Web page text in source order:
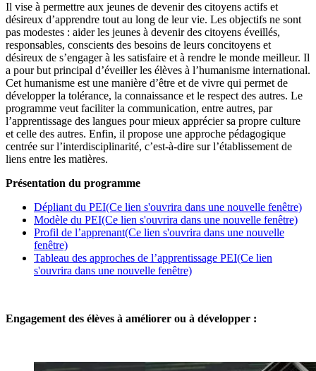
Il vise à permettre aux jeunes de devenir des citoyens actifs et
désireux d’apprendre tout au long de leur vie. Les objectifs ne sont
pas modestes : aider les jeunes à devenir des citoyens éveillés,
responsables, conscients des besoins de leurs concitoyens et
désireux de s’engager à les satisfaire et à rendre le monde meilleur. Il
a pour but principal d’éveiller les élèves à l’humanisme international.
Cet humanisme est une manière d’être et de vivre qui permet de
développer la tolérance, la connaissance et le respect des autres. Le
programme veut faciliter la communication, entre autres, par
l’apprentissage des langues pour mieux apprécier sa propre culture
et celle des autres. Enfin, il propose une approche pédagogique
centrée sur l’interdisciplinarité, c’est-à-dire sur l’établissement de
liens entre les matières.
Présentation du programme
Dépliant du PEI(Ce lien s'ouvrira dans une nouvelle fenêtre)
Modèle du PEI(Ce lien s'ouvrira dans une nouvelle fenêtre)
Profil de l’apprenant(Ce lien s'ouvrira dans une nouvelle
fenêtre)
Tableau des approches de l’apprentissage PEI(Ce lien
s'ouvrira dans une nouvelle fenêtre)
Engagement des élèves à améliorer ou à développer :